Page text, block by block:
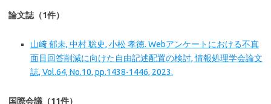
論文誌（1件）
山﨑 郁未, 中村 聡史, 小松 孝徳. Webアンケートにおける不真
面目回答削減に向けた自由記述配置の検討, 情報処理学会論文
誌, Vol.64, No.10, pp.1438-1446, 2023.
国際会議（11件）